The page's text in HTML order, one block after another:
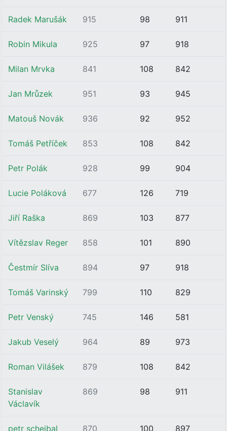
Radek Marušák 915 98 911
Robin Mikula 925 97 918
Milan Mrvka 841 108 842
Jan Mrůzek 951 93 945
Matouš Novák 936 92 952
Tomáš Petříček 853 108 842
Petr Polák 928 99 904
Lucie Poláková 677 126 719
Jiří Raška 869 103 877
Vítězslav Reger 858 101 890
Čestmír Slíva 894 97 918
Tomáš Varinský 799 110 829
Petr Venský 745 146 581
Jakub Veselý 964 89 973
Roman Vilášek 879 108 842
Stanislav
Václavík
869 98 911
petr schejbal 870 100 897